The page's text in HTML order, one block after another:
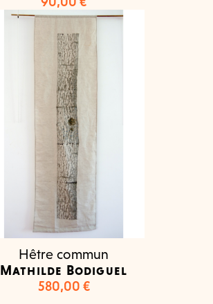
Hêtre commun
Mathilde Bodiguel
580,00 €